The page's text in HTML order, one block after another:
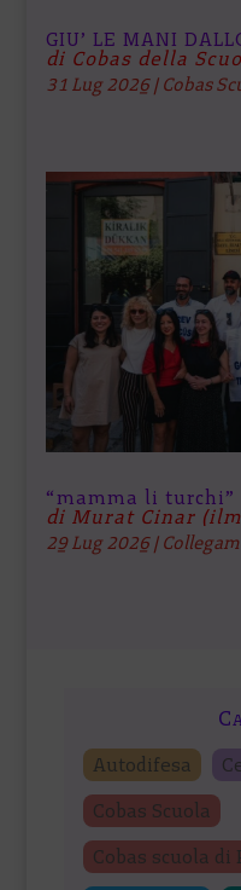
GIU’ LE MANI
di Cobas della
31 Lug 2026| Cobas
“mamma li turchi”
di Murat Cinar
29 Lug 2026|
Autodifesa
Cobas Scuola
Cobas scuola di